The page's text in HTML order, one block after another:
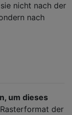
nicht nach der
nach
um dieses
der